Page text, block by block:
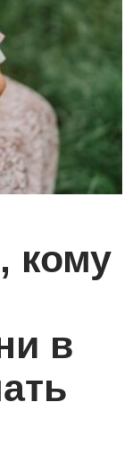
кому
в